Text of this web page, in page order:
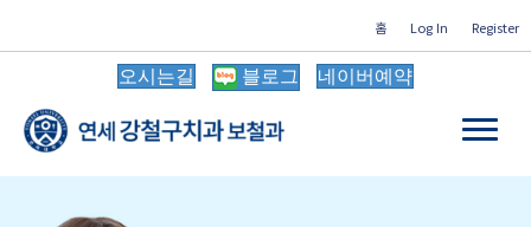
홈 Log In Register
오시는길 블로그 네이버예약